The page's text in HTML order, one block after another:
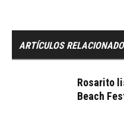
ARTÍCULOS
Rosarito
Beach